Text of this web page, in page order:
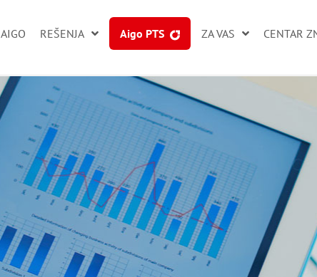
AIGO RЕŠENJA Aigo PTS ZA VAS CENTAR